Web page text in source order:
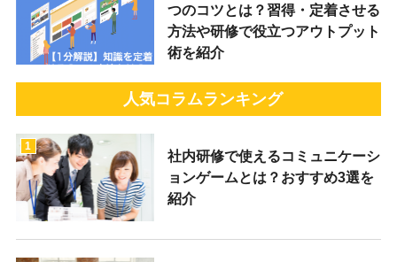
つのコツとは？習得・定着させる
方法や研修で役立つアウトプット
術を紹介
人気コラムランキング
1
社内研修で使えるコミュニケーシ
ョンゲームとは？おすすめ3選を
紹介